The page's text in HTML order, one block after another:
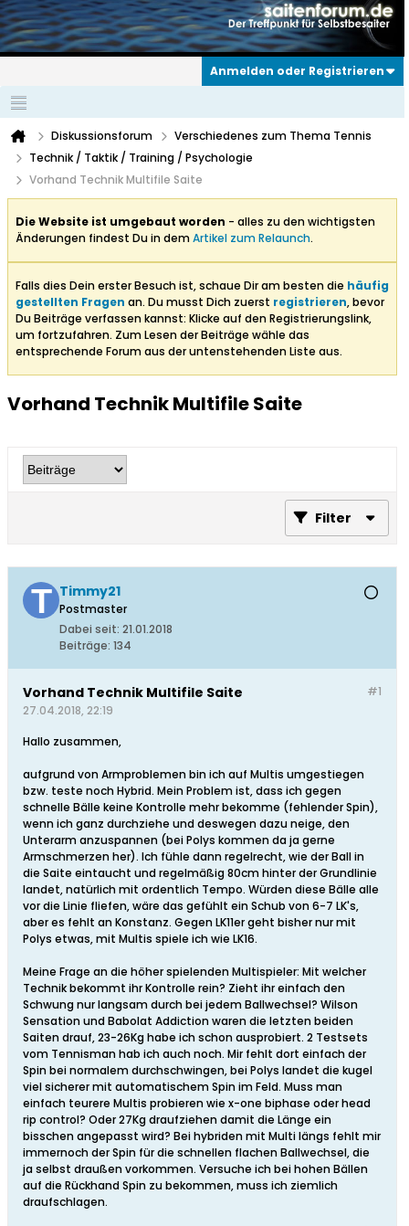
Anmelden oder Registrieren
Diskussionsforum
Verschiedenes zum Thema Tennis
Technik / Taktik / Training / Psychologie
Vorhand Technik Multifile Saite
Die Website ist umgebaut worden - alles zu den wichtigsten
Änderungen findest Du in demArtikel zum Relaunch.
Falls dies Dein erster Besuch ist, schaue Dir am besten die häufig
gestellten Fragen an. Du musst Dich zuerst registrieren, bevor
Du Beiträge verfassen kannst: Klicke auf den Registrierungslink,
um fortzufahren. Zum Lesen der Beiträge wähle das
entsprechende Forum aus der untenstehenden Liste aus.
Vorhand Technik Multifile Saite
Filter
Timmy21
Postmaster
Dabei seit: 21.01.2018
Beiträge: 134
#1
Vorhand Technik Multifile Saite
27.04.2018, 22:19
Hallo zusammen,
aufgrund von Armproblemen bin ich auf Multis umgestiegen
bzw. teste noch Hybrid. Mein Problem ist, dass ich gegen
schnelle Bälle keine Kontrolle mehr bekomme (fehlender Spin),
wenn ich ganz durchziehe und deswegen dazu neige, den
Unterarm anzuspannen (bei Polys kommen da ja gerne
Armschmerzen her). Ich fühle dann regelrecht, wie der Ball in
die Saite eintaucht und regelmäßig 80cm hinter der Grundlinie
landet, natürlich mit ordentlich Tempo. Würden diese Bälle alle
vor die Linie fliefen, wäre das gefühlt ein Schub von 6-7 LK's,
aber es fehlt an Konstanz. Gegen LK11er geht bisher nur mit
Polys etwas, mit Multis spiele ich wie LK16.
Meine Frage an die höher spielenden Multispieler: Mit welcher
Technik bekommt ihr Kontrolle rein? Zieht ihr einfach den
Schwung nur langsam durch bei jedem Ballwechsel? Wilson
Sensation und Babolat Addiction waren die letzten beiden
Saiten drauf, 23-26Kg habe ich schon ausprobiert. 2 Testsets
vom Tennisman hab ich auch noch. Mir fehlt dort einfach der
Spin bei normalem durchschwingen, bei Polys landet die kugel
viel sicherer mit automatischem Spin im Feld. Muss man
einfach teurere Multis probieren wie x-one biphase oder head
rip control? Oder 27Kg draufziehen damit die Länge ein
bisschen angepasst wird? Bei hybriden mit Multi längs fehlt mir
immernoch der Spin für die schnellen flachen Ballwechsel, die
ja selbst draußen vorkommen. Versuche ich bei hohen Bällen
auf die Rückhand Spin zu bekommen, muss ich ziemlich
draufschlagen.